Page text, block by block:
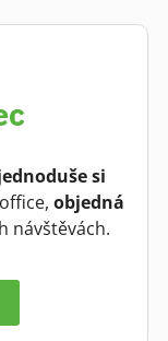
si
objedná
návštěvách.